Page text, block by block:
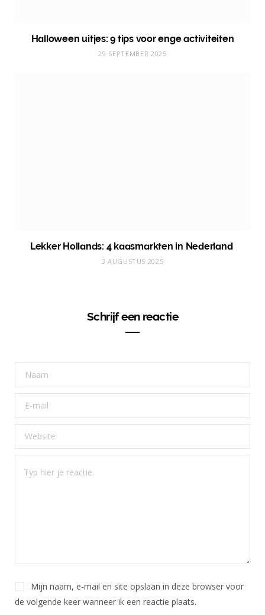
Halloween uitjes: 9 tips voor enge activiteiten
29 SEPTEMBER 2025
Lekker Hollands: 4 kaasmarkten in Nederland
3 AUGUSTUS 2025
Schrijf een reactie
Mijn naam, e-mail en site opslaan in deze browser voor
de volgende keer wanneer ik een reactie plaats.